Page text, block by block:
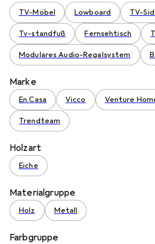
TV-Möbel Lowboard TV-
Tv-standfuß Fernsehtisch
Modulares Audio-Regalsystem
Marke
En.Casa Vicco Venture
Trendteam
Holzart
Eiche
Materialgruppe
Holz Metall
Farbgruppe